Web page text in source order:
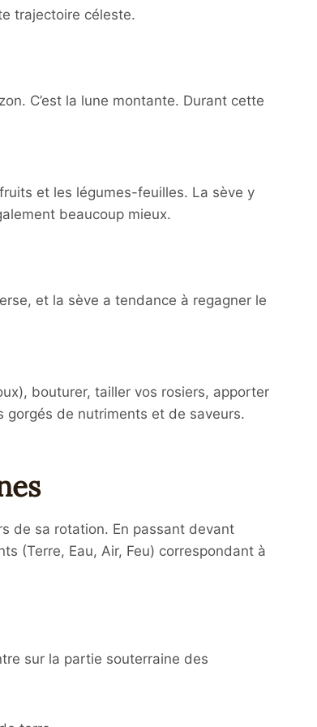
trajectoire céleste.
C’est la lune montante. Durant cette
et les légumes-feuilles. La sève y
beaucoup mieux.
et la sève a tendance à regagner le
bouturer, tailler vos rosiers, apporter
de nutriments et de saveurs.
de sa rotation. En passant devant
(Terre, Eau, Air, Feu) correspondant à
sur la partie souterraine des